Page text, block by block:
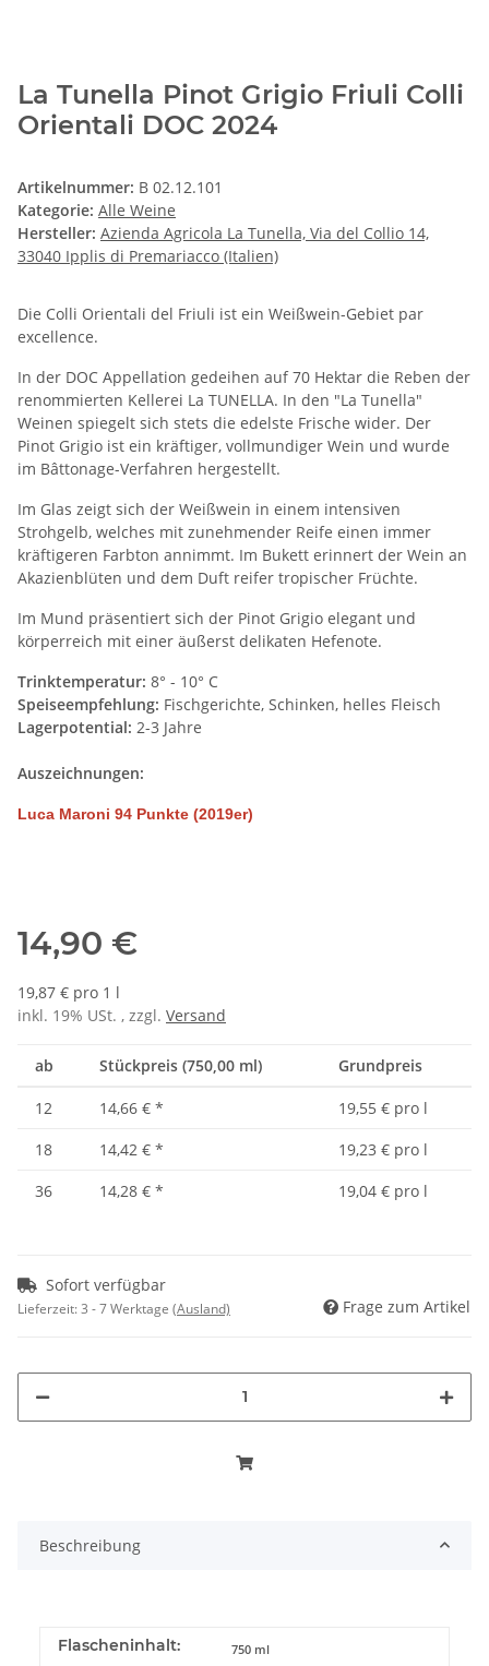
La Tunella Pinot Grigio Friuli Colli
Orientali DOC 2024
Artikelnummer: B 02.12.101
Kategorie: Alle Weine
Hersteller: Azienda Agricola La Tunella, Via del Collio 14,
33040 Ipplis di Premariacco (Italien)
Die Colli Orientali del Friuli ist ein Weißwein-Gebiet par
excellence.
In der DOC Appellation gedeihen auf 70 Hektar die Reben der
renommierten Kellerei La TUNELLA. In den "La Tunella"
Weinen spiegelt sich stets die edelste Frische wider. Der
Pinot Grigio ist ein kräftiger, vollmundiger Wein und wurde
im Bâttonage-Verfahren hergestellt.
Im Glas zeigt sich der Weißwein in einem intensiven
Strohgelb, welches mit zunehmender Reife einen immer
kräftigeren Farbton annimmt. Im Bukett erinnert der Wein an
Akazienblüten und dem Duft reifer tropischer Früchte.
Im Mund präsentiert sich der Pinot Grigio elegant und
körperreich mit einer äußerst delikaten Hefenote.
Trinktemperatur: 8° - 10° C
Speiseempfehlung: Fischgerichte, Schinken, helles Fleisch
Lagerpotential: 2-3 Jahre
Auszeichnungen:
Luca Maroni 94 Punkte (2019er)
14,90 €
19,87 € pro 1 l
inkl. 19% USt. , zzgl. Versand
ab Stückpreis (750,00 ml) Grundpreis
12 14,66 € *
19,55 € pro l
18
14,42 € *
19,23 € pro l
36
14,28 € * 19,04 € pro l
Sofort verfügbar
Lieferzeit:3 - 7 Werktage (Ausland) Frage zum Artikel
Beschreibung
Flascheninhalt: 750 ml